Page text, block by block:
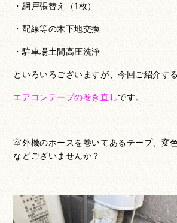
・網戸張替え（1枚）
・配線等の木下地交換
・駐車場土間高圧洗浄
といろいろございますが、今回ご紹介す
エアコンテープの巻き直しです。
室外機のホースを巻いてあるテープ、変
などございませんか？